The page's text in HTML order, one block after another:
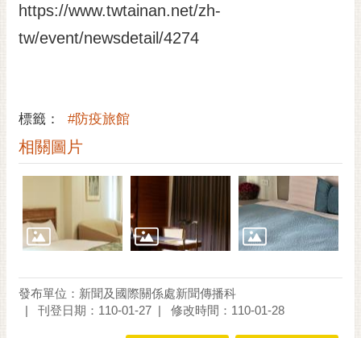
置
https://www.twtainan.net/zh-
tw/event/newsdetail/4274
標籤： #防疫旅館
相關圖片
發布單位：新聞及國際關係處新聞傳播科
刊登日期：110-01-27
修改時間：110-01-28